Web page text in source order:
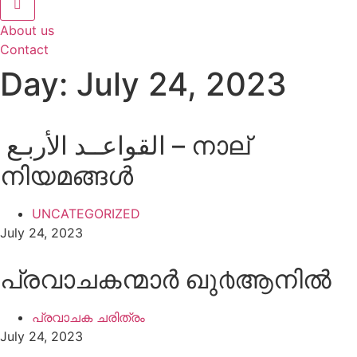
About us
Contact
Day: July 24, 2023
നിയമങ്ങള്‍
UNCATEGORIZED
July 24, 2023
പ്രവാചകന്മാർ ഖു൪ആനില്‍
പ്രവാചക ചരിത്രം
July 24, 2023